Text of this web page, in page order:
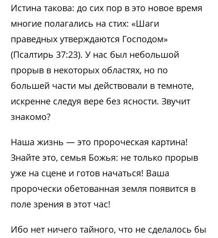
Истина такова: до сих пор в это новое время
многие полагались на стих: «Шаги
праведных утверждаются Господом»
(Псалтирь 37:23). У нас был небольшой
прорыв в некоторых областях, но по
большей части мы действовали в темноте,
искренне следуя вере без ясности. Звучит
знакомо?
Наша жизнь — это пророческая картина!
Знайте это, семья Божья: не только прорыв
уже на сцене и готов начаться! Ваша
пророчески обетованная земля появится в
поле зрения в этот час!
Ибо нет ничего тайного, что не сделалось бы